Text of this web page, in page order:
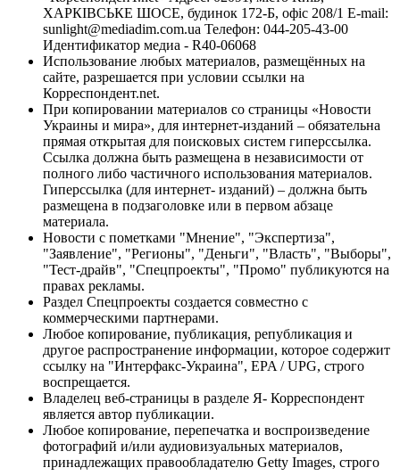
ХАРКІВСЬКЕ ШОСЕ, будинок 172-Б, офіс 208/1 E-mail:
sunlight@mediadim.com.ua Телефон: 044-205-43-00
Идентификатор медиа - R40-06068
Использование любых материалов, размещённых на
сайте, разрешается при условии ссылки на
Корреспондент.net.
При копировании материалов со страницы «Новости
Украины и мира», для интернет-изданий – обязательна
прямая открытая для поисковых систем гиперссылка.
Ссылка должна быть размещена в независимости от
полного либо частичного использования материалов.
Гиперссылка (для интернет- изданий) – должна быть
размещена в подзаголовке или в первом абзаце
материала.
Новости с пометками "Мнение", "Экспертиза",
"Заявление", "Регионы", "Деньги", "Власть", "Выборы",
"Тест-драйв", "Спецпроекты", "Промо" публикуются на
правах рекламы.
Раздел Спецпроекты создается совместно с
коммерческими партнерами.
Любое копирование, публикация, републикация и
другое распространение информации, которое содержит
ссылку на "Интерфакс-Украина", EPA / UPG, строго
воспрещается.
Владелец веб-страницы в разделе Я- Корреспондент
является автор публикации.
Любое копирование, перепечатка и воспроизведение
фотографий и/или аудиовизуальных материалов,
принадлежащих правообладателю Getty Images, строго